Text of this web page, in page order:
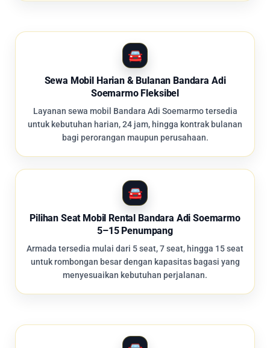
Sewa Mobil Harian & Bulanan Bandara Adi
Soemarmo Fleksibel
Layanan sewa mobil Bandara Adi Soemarmo tersedia
untuk kebutuhan harian, 24 jam, hingga kontrak bulanan
bagi perorangan maupun perusahaan.
Pilihan Seat Mobil Rental Bandara Adi Soemarmo
5–15 Penumpang
Armada tersedia mulai dari 5 seat, 7 seat, hingga 15 seat
untuk rombongan besar dengan kapasitas bagasi yang
menyesuaikan kebutuhan perjalanan.